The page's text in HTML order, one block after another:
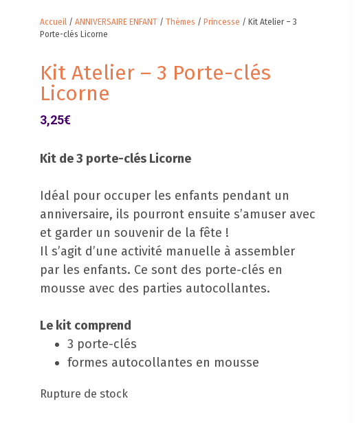
Accueil/ ANNIVERSAIRE ENFANT/ Thèmes / Princesse / Kit Atelier – 3
Porte-clés Licorne
Kit Atelier – 3 Porte-clés
Licorne
3,25€
Kit de 3 porte-clés Licorne
Idéal pour occuper les enfants pendant un
anniversaire, ils pourront ensuite s’amuser avec
et garder un souvenir de la fête !
Il s’agit d’une activité manuelle à assembler
par les enfants. Ce sont des porte-clés en
mousse avec des parties autocollantes.
Le kit comprend
3 porte-clés
formes autocollantes en mousse
Rupture de stock